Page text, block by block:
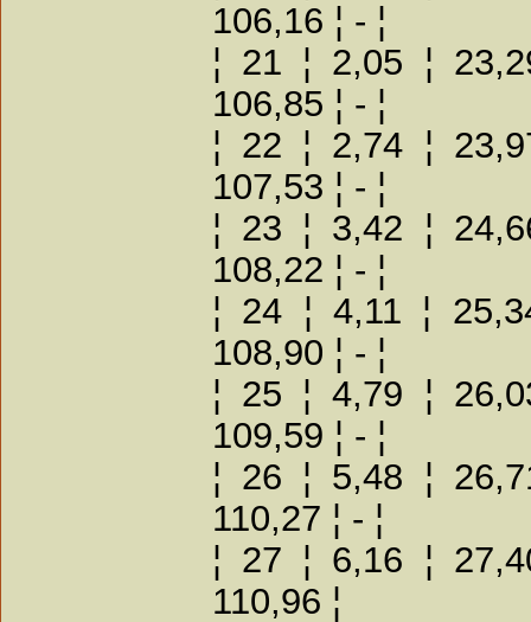
106,16 ¦ - ¦
¦ 21 ¦ 2,05 ¦
106,85 ¦ - ¦
¦ 22 ¦ 2,74 ¦
107,53 ¦ - ¦
¦ 23 ¦ 3,42 ¦
108,22 ¦ - ¦
¦ 24 ¦ 4,11 ¦
108,90 ¦ - ¦
¦ 25 ¦ 4,79 ¦
109,59 ¦ - ¦
¦ 26 ¦ 5,48 ¦
110,27 ¦ - ¦
¦ 27 ¦ 6,16 ¦
110,96 ¦